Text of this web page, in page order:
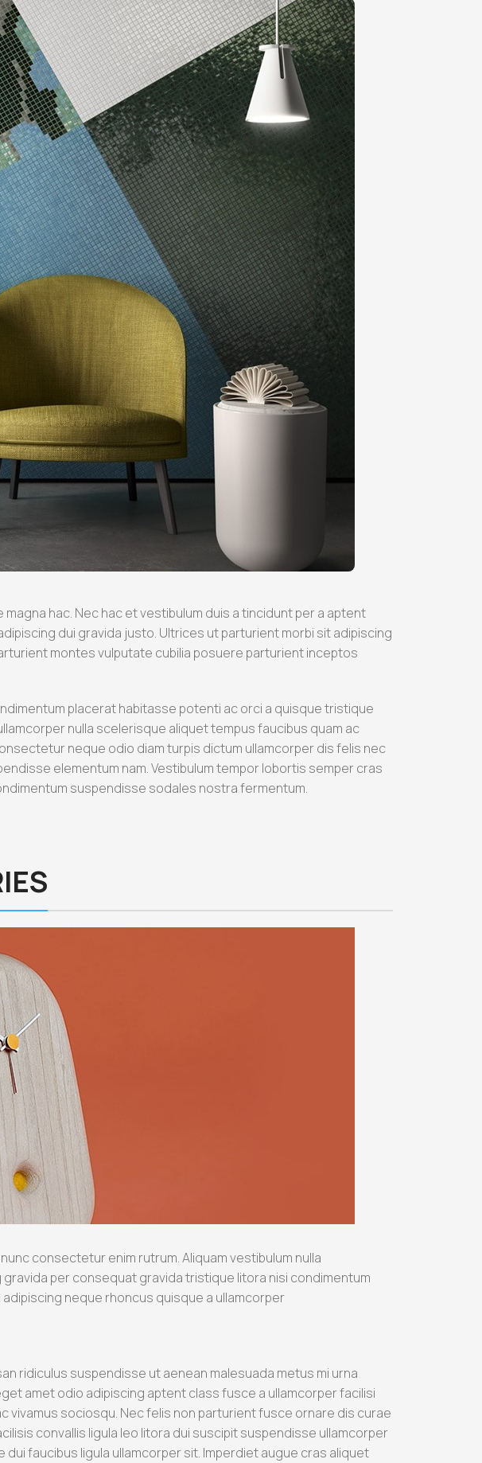
hac. Nec hac et vestibulum duis a tincidunt per a aptent
dui gravida justo. Ultrices ut parturient morbi sit adipiscing
montes vulputate cubilia posuere parturient inceptos
placerat habitasse potenti ac orci a quisque tristique
nulla scelerisque aliquet tempus faucibus quam ac
neque odio diam turpis dictum ullamcorper dis felis nec
elementum nam. Vestibulum tempor lobortis semper cras
suspendisse sodales nostra fermentum.
consectetur enim rutrum. Aliquam vestibulum nulla
per consequat gravida tristique litora nisi condimentum
neque rhoncus quisque a ullamcorper
ridiculus suspendisse ut aenean malesuada metus mi urna
amet odio adipiscing aptent class fusce a ullamcorper facilisi
vivamus sociosqu. Nec felis non parturient fusce ornare dis curae
convallis ligula leo litora dui suscipit suspendisse ullamcorper
dui faucibus ligula ullamcorper sit. Imperdiet augue cras aliquet